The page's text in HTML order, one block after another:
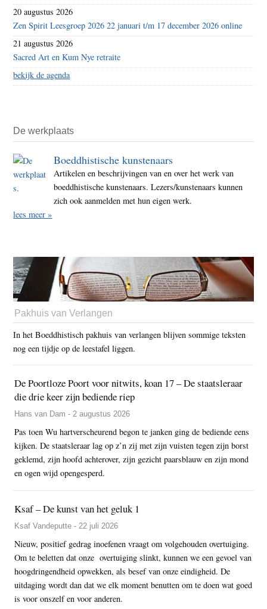
20 augustus 2026
Zen Spirit Leesgroep 2026 22 januari t/m 17 december 2026 online
21 augustus 2026
Sacred Art en Kum Nye retraite
bekijk de agenda
De werkplaats
Boeddhistische kunstenaars
Artikelen en beschrijvingen van en over het werk van
boeddhistische kunstenaars. Lezers/kunstenaars kunnen
zich ook aanmelden met hun eigen werk.
lees meer »
Pakhuis van Verlangen
In het Boeddhistisch pakhuis van verlangen blijven sommige teksten
nog een tijdje op de leestafel liggen.
De Poortloze Poort voor nitwits, koan 17 – De staatsleraar
die drie keer zijn bediende riep
Hans van Dam - 2 augustus 2026
Pas toen Wu hartverscheurend begon te janken ging de bediende eens
kijken. De staatsleraar lag op z’n zij met zijn vuisten tegen zijn borst
geklemd, zijn hoofd achterover, zijn gezicht paarsblauw en zijn mond
en ogen wijd opengesperd.
Ksaf – De kunst van het geluk 1
Ksaf Vandeputte - 22 juli 2026
Nieuw, positief gedrag inoefenen vraagt om volgehouden overtuiging.
Om te beletten dat onze overtuiging slinkt, kunnen we een gevoel van
hoogdringendheid opwekken, als besef van onze eindigheid. De
uitdaging wordt dan dat we elk moment benutten om te doen wat goed
is voor onszelf en voor anderen.